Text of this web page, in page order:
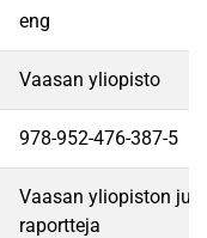
eng
Vaasan yliopisto
978-952-476-387-5
Vaasan yliopiston
raportteja